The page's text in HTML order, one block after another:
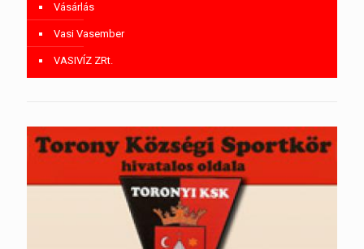
Vásárlás
Vasi Vasember
VASIVÍZ ZRt.